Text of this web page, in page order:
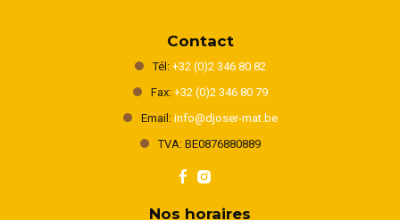
Contact
Tél: +32 (0)2 346 80 82
Fax: +32 (0)2 346 80 79
Email: info@djoser-mat.be
TVA: BE0876880889
Nos horaires